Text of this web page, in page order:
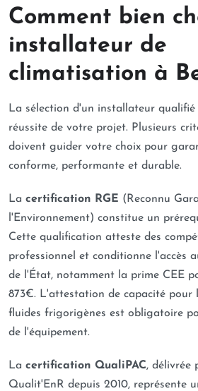
Comment bien
installateur de
climatisation à
La sélection d'un installateur
réussite de votre projet. Plusieurs
doivent guider votre choix pour
conforme, performante et durable.
La certification RGE (Reconnu
l'Environnement) constitue un
Cette qualification atteste des
professionnel et conditionne l'accès
de l'État, notamment la prime CEE
873€. L'attestation de capacité pour
fluides frigorigènes est obligatoire
de l'équipement.
La certification QualiPAC, délivrée
Qualit'EnR depuis 2010, représente